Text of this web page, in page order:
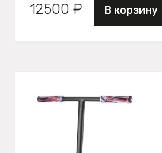
12500 ₽ В корзину